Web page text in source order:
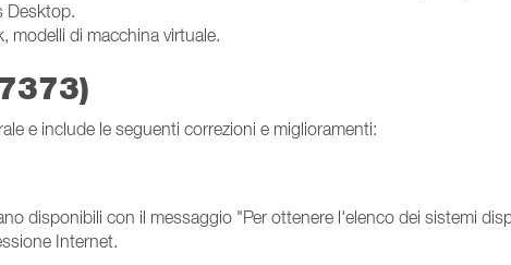
Desktop.
modelli di macchina virtuale.
e include le seguenti correzioni e miglioramenti:
disponibili con il messaggio "Per ottenere l'elenco dei sistemi
Internet.